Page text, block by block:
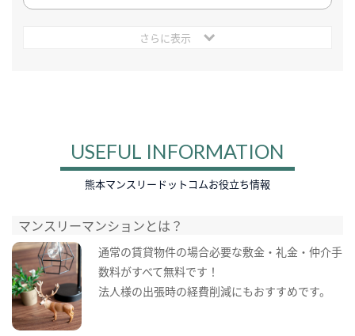
さらに表示
USEFUL INFORMATION
熊本マンスリードットコムお役立ち情報
マンスリーマンションとは？
通常の賃貸物件の場合必要な敷金・礼金・仲介手
数料がすべて無料です！
法人様の出張時の経費削減にもおすすめです。